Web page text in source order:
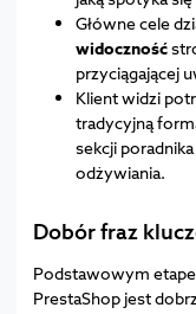
Główne cele
widoczność
przyciągającej
Klient widzi
tradycyjną
sekcji
odżywiania.
Dobór fraz
Podstawowym
PrestaShop jest